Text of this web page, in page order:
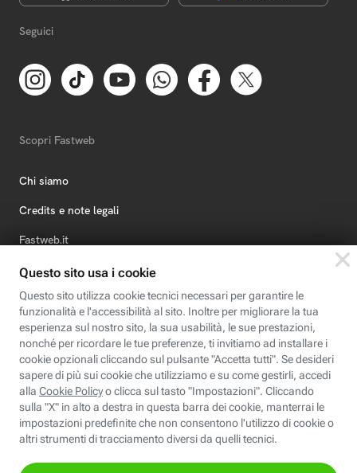
Seguici
Scopri Fastweb
Chi siamo
Credits e note legali
Fastweb.it
Formazione
Fastweb Digital Academy
STEP FuturAbility District
Insieme, siamo futuro